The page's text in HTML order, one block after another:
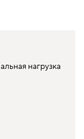
нагрузка